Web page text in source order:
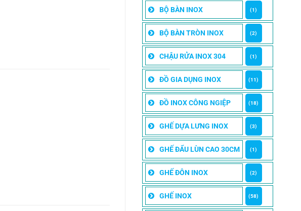
BỘ BÀN INOX (1)
BỘ BÀN TRÒN INOX (2)
CHẬU RỬA INOX 304 (1)
ĐỒ GIA DỤNG INOX (11)
ĐỒ INOX CÔNG NGIỆP (18)
GHẾ DỰA LƯNG INOX (3)
GHẾ ĐẨU LÙN CAO 30CM (1)
GHẾ ĐÔN INOX (2)
GHẾ INOX (58)